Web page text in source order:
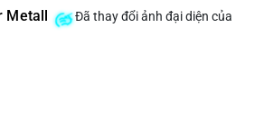
Đã thay đổi ảnh đại diện của